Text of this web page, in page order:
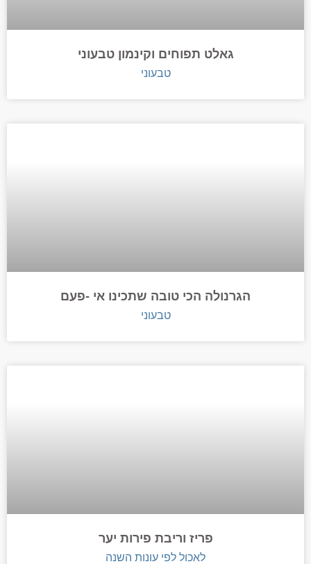
גאלט תפוחים וקינמון טבעוני
טבעוני
הגרנולה הכי טובה שתכינו אי -פעם
טבעוני
פריז וריבת פירות יער
לאכול לפי עונות השנה